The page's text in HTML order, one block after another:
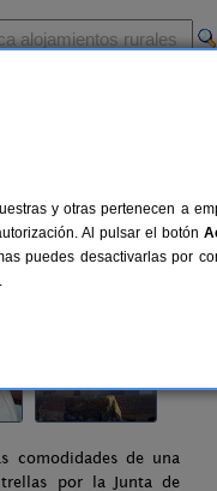
comodidades de una
por la Junta de
y otras pertenecen a
Al pulsar el botón
puedes desactivarlas por
.